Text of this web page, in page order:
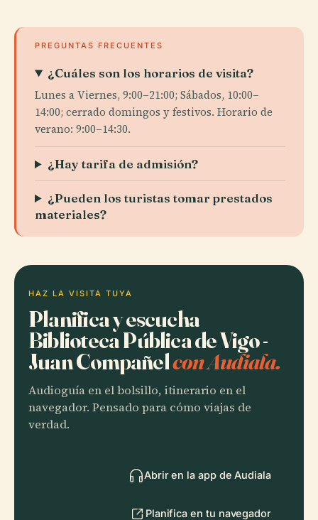
PREGUNTAS FRECUENTES
¿Cuáles son los horarios de visita?
Lunes a Viernes, 9:00–21:00; Sábados, 10:00–
14:00; cerrado domingos y festivos. Horario de
verano: 9:00–14:30.
¿Hay tarifa de admisión?
¿Pueden los turistas tomar prestados
materiales?
HAZ LA VISITA TUYA
Planifica y escucha
Biblioteca Pública de Vigo -
Juan Compañelcon Audiala.
Audioguía en el bolsillo, itinerario en el
navegador. Pensado para cómo viajas de
verdad.
Abrir en la app de Audiala
Planifica en tu navegador